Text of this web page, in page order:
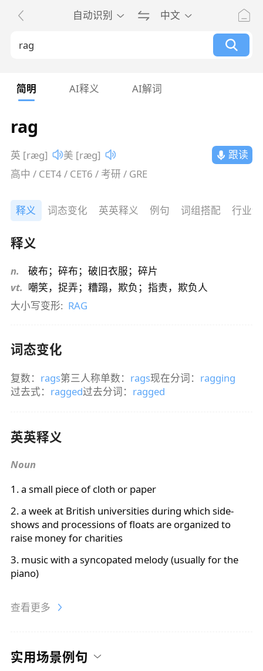
自动识别 中文
简明 AI释义 AI解词
rag
英 [ræɡ] 美 [ræɡ]
跟读
高中 / CET4 / CET6 / 考研 / GRE
释义 词态变化 英英释义 例句 词组搭配 行业
释义
n.
破布；碎布；破旧衣服；碎片
vt. 嘲笑，捉弄；糟蹋，欺负；指责，欺负人
大小写变形: RAG
词态变化
复数： rags第三人称单数： rags现在分词： ragging
过去式： ragged过去分词： ragged
英英释义
Noun
1. a small piece of cloth or paper
2. a week at British universities during which side-
shows and processions of floats are organized to
raise money for charities
3. music with a syncopated melody (usually for the
piano)
查看更多
实用场景例句